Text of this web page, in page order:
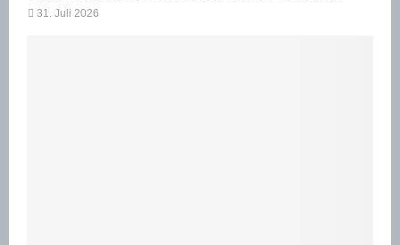
31. Juli 2026